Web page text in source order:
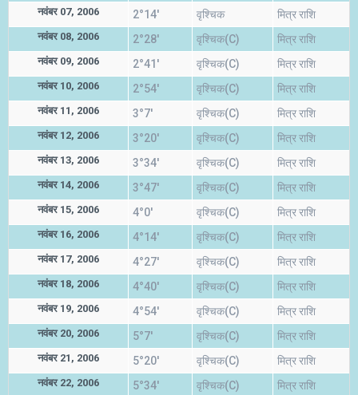
नवंबर 07, 2006 2°14' वृश्चिक मित्र राशि
नवंबर 08, 2006 2°28' वृश्चिक(C) मित्र राशि
नवंबर 09, 2006 2°41' वृश्चिक(C) मित्र राशि
नवंबर 10, 2006 2°54' वृश्चिक(C) मित्र राशि
नवंबर 11, 2006 3°7' वृश्चिक(C) मित्र राशि
नवंबर 12, 2006 3°20' वृश्चिक(C) मित्र राशि
नवंबर 13, 2006 3°34' वृश्चिक(C) मित्र राशि
नवंबर 14, 2006 3°47' वृश्चिक(C) मित्र राशि
नवंबर 15, 2006 4°0' वृश्चिक(C) मित्र राशि
नवंबर 16, 2006 4°14' वृश्चिक(C) मित्र राशि
नवंबर 17, 2006 4°27' वृश्चिक(C) मित्र राशि
नवंबर 18, 2006 4°40' वृश्चिक(C) मित्र राशि
नवंबर 19, 2006 4°54' वृश्चिक(C) मित्र राशि
नवंबर 20, 2006 5°7' वृश्चिक(C) मित्र राशि
नवंबर 21, 2006 5°20' वृश्चिक(C) मित्र राशि
नवंबर 22, 2006 5°34' वृश्चिक(C) मित्र राशि